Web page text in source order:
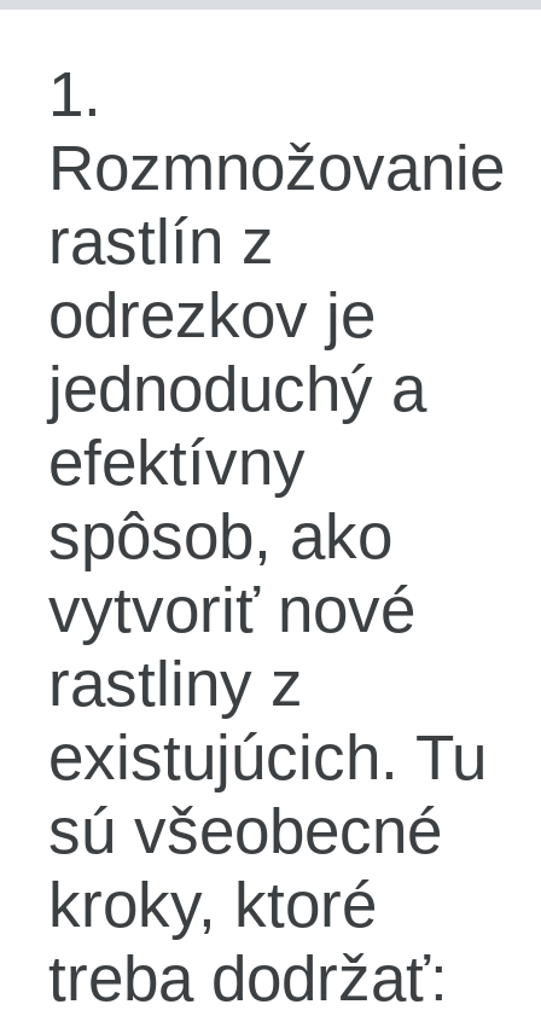
1.
Rozmnožovanie
rastlín z
odrezkov je
jednoduchý a
efektívny
spôsob, ako
vytvoriť nové
rastliny z
existujúcich. Tu
sú všeobecné
kroky, ktoré
treba dodržať: